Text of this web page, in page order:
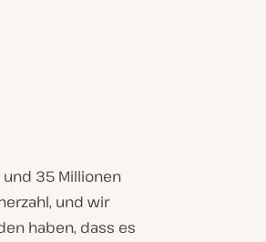
und 35 Millionen
und wir
haben, dass es